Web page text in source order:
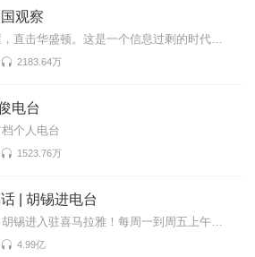
观察
推倒纸牌屋，直击华盛顿。这是一个信息过剩的时代，也是一个真相迷离的时代。美国既是中国发展最重要的...
2183.64万
电台
个人电台
1523.76万
| 胡锡进电台
老胡来了！胡锡进入驻喜马拉雅！每周一到周五上午喜马拉雅独家呈现，胡锡进为全网听众拨开重重迷雾，听...
4.99亿